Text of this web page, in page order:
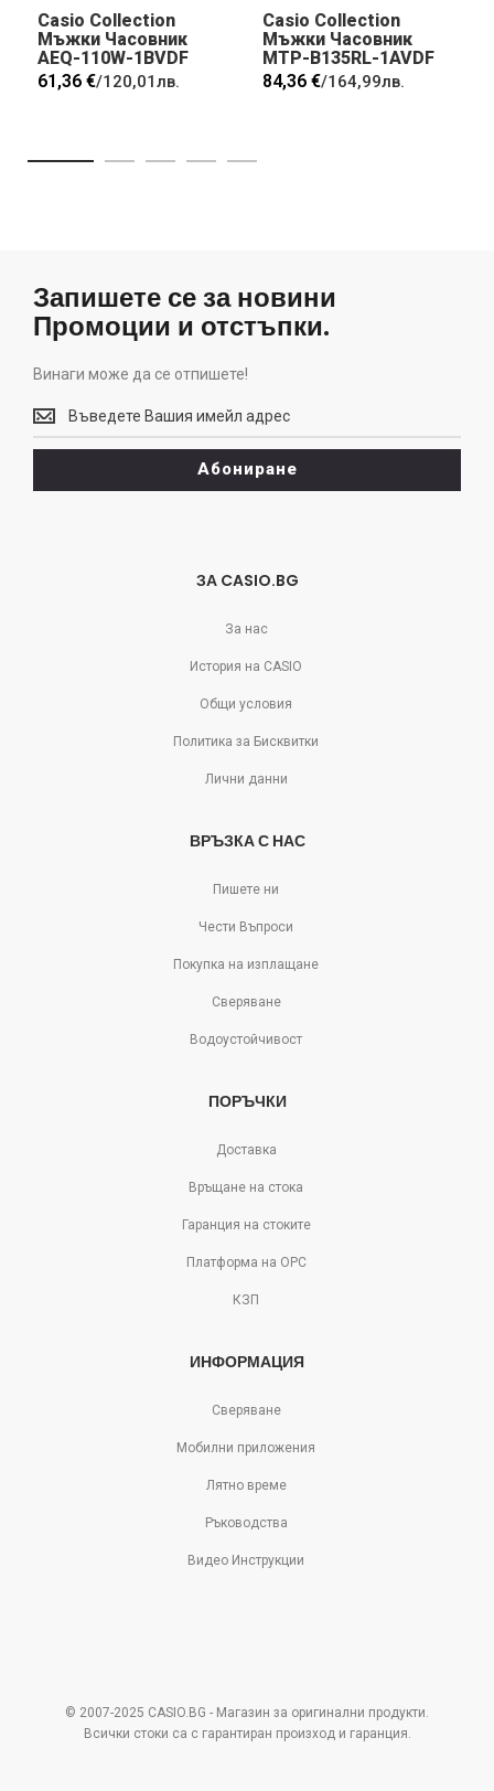
Casio Collection
Мъжки Часовник
AEQ-110W-1BVDF
61,36 €/120,01лв.
Casio Collection
Мъжки Часовник
MTP-B135RL-1AVDF
84,36 €/164,99лв.
Запишете се за новини
Промоции и отстъпки.
Винаги може да се отпишете!
Винаги
може
да
отпишете!
Абониране
ЗА CASIO.BG
За нас
История на CASIO
Общи условия
Политика за Бисквитки
Лични данни
ВРЪЗКА С НАС
Пишете ни
Чести Въпроси
Покупка на изплащане
Сверяване
Водоустойчивост
ПОРЪЧКИ
Доставка
Връщане на стока
Гаранция на стоките
Платформа на ОРС
КЗП
ИНФОРМАЦИЯ
Сверяване
Мобилни приложения
Лятно време
Ръководства
Видео Инструкции
© 2007-2025 CASIO.BG - Магазин за оригинални продукти.
Всички стоки са с гарантиран произход и гаранция.